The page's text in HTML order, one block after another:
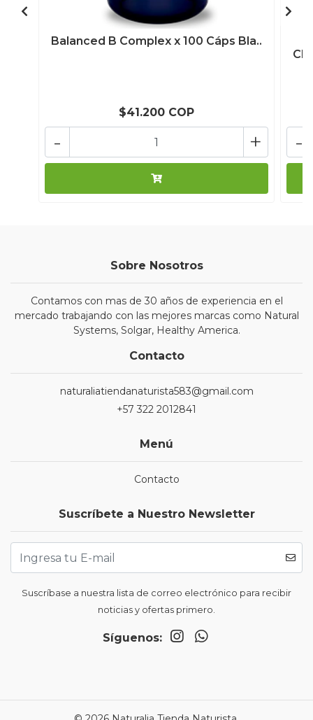
Balanced B Complex x 100 Cáps Bla..
$41.200 COP
+
- -
Sobre Nosotros
Contamos con mas de 30 años de experiencia en el
mercado trabajando con las mejores marcas como Natural
Systems, Solgar, Healthy America.
Contacto
naturaliatiendanaturista583@gmail.com
+57 322 2012841
Menú
Contacto
Suscríbete a Nuestro Newsletter
Suscríbase a nuestra lista de correo electrónico para recibir
noticias y ofertas primero.
Síguenos: